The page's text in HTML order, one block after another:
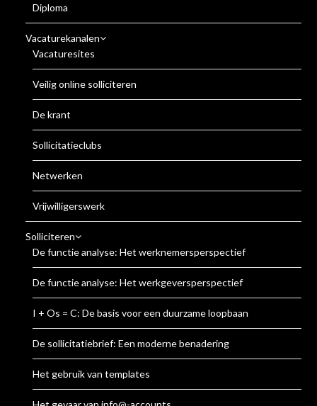
Diploma
Vacaturekanalen
Vacaturesites
Veilig online solliciteren
De krant
Sollicitatieclubs
Netwerken
Vrijwilligerswerk
Solliciteren
De functie analyse: Het werknemersperspectief
De functie analyse: Het werkgeversperspectief
I + Os = C: De basis voor een duurzame loopbaan
De sollicitatiebrief: Een moderne benadering
Het gebruik van templates